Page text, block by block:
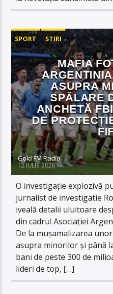
SPORT STIRI
MAFIA
ASUPRA
SPĂLARE
ANCHETĂ
DE
Gold FM Radio
12 IULIE 2026
O investigație explozivă
jurnalist de investigatie
iveală detalii uluitoare
din cadrul Asociației
De la mușamalizarea
asupra minorilor și până
bani de peste 300 de
lideri de top, […]